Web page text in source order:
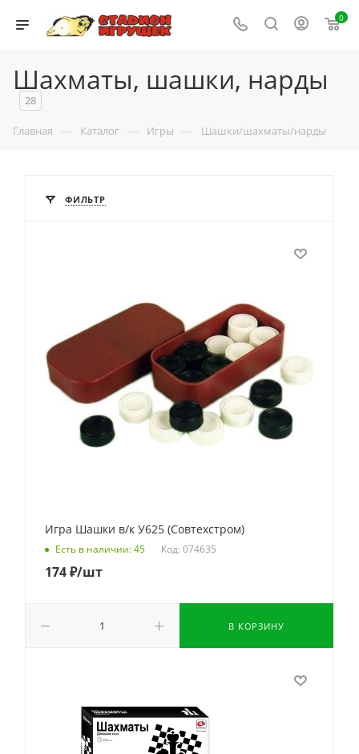
0
Шахматы, шашки, нарды
28
Главная — Каталог — Игры — Шашки/шахматы/нарды
ФИЛЬТР
Игра Шашки в/к У625 (Совтехстром)
Есть в наличии: 45 Код: 074635
174₽/шт
В КОРЗИНУ